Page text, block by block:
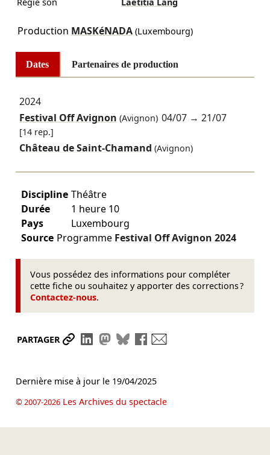
Production MASKéNADA(Luxembourg)
Dates Partenaires de production
2024
Festival Off Avignon (Avignon) 04/07 →21/07
[14 rep.]
Château de Saint-Chamand (Avignon)
Discipline Théâtre
Durée
1 heure 10
Pays
Luxembourg
Source Programme Festival Off Avignon 2024
Vous possédez des informations pour compléter
cette fiche ou souhaitez y apporter des corrections ?
Contactez-nous.
PARTAGER Partager le lien
Partager sur LinkedIn
Partager sur Mastodon
Partager sur Bluesky
Partager sur Facebook
Dernière mise à jour le 19/04/2025
© 2007-2026Les Archives du spectacle